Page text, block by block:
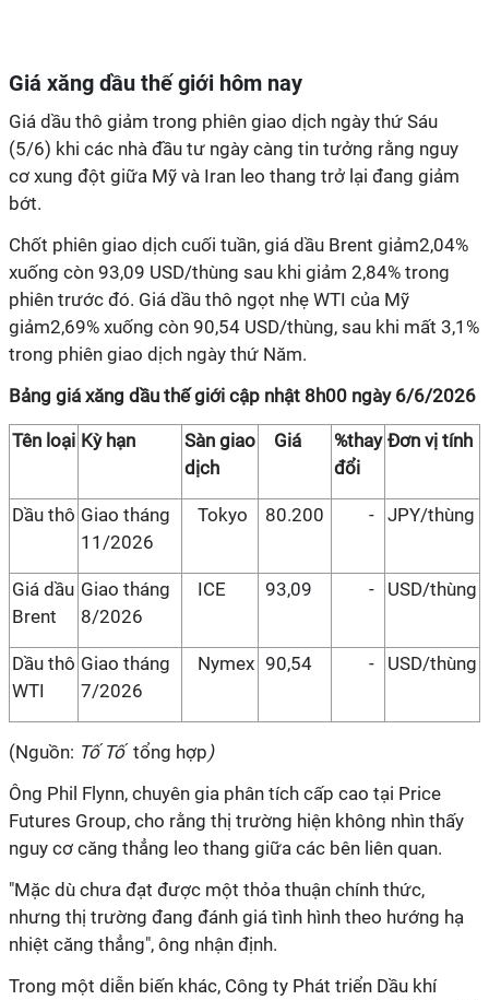
Giá xăng dầu thế giới hôm nay
Giá dầu thô giảm trong phiên giao dịch ngày thứ Sáu
(5/6) khi các nhà đầu tư ngày càng tin tưởng rằng nguy
cơ xung đột giữa Mỹ và Iran leo thang trở lại đang giảm
bớt.
Chốt phiên giao dịch cuối tuần, giá dầu Brent giảm2,04%
xuống còn 93,09 USD/thùng sau khi giảm 2,84% trong
phiên trước đó. Giá dầu thô ngọt nhẹ WTI của Mỹ
giảm2,69% xuống còn 90,54 USD/thùng, sau khi mất 3,1%
trong phiên giao dịch ngày thứ Năm.
Bảng giá xăng dầu thế giới cập nhật 8h00 ngày 6/6/2026
Tên loại Kỳ hạn
Sàn giao
dịch
Giá
%thay
đổi
Đơn vị tính
Dầu thô Giao tháng
11/2026
Tokyo 80.200 - JPY/thùng
Giá dầu
Brent
Giao tháng
8/2026
ICE 93,09 - USD/thùng
Dầu thô
WTI
Giao tháng
7/2026
Nymex 90,54 - USD/thùng
(Nguồn: Tố Tố tổng hợp)
Ông Phil Flynn, chuyên gia phân tích cấp cao tại Price
Futures Group, cho rằng thị trường hiện không nhìn thấy
nguy cơ căng thẳng leo thang giữa các bên liên quan.
"Mặc dù chưa đạt được một thỏa thuận chính thức,
nhưng thị trường đang đánh giá tình hình theo hướng hạ
nhiệt căng thẳng", ông nhận định.
Trong một diễn biến khác, Công ty Phát triển Dầu khí